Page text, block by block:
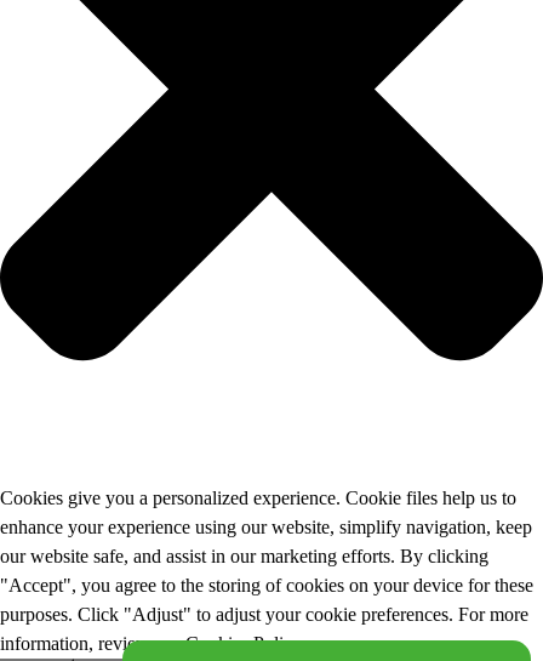
Cookies give you a personalized experience. Cookie files help us to
enhance your experience using our website, simplify navigation, keep
our website safe, and assist in our marketing efforts. By clicking
"Accept", you agree to the storing of cookies on your device for these
purposes. Click "Adjust" to adjust your cookie preferences. For more
information, review our Cookies Policy.